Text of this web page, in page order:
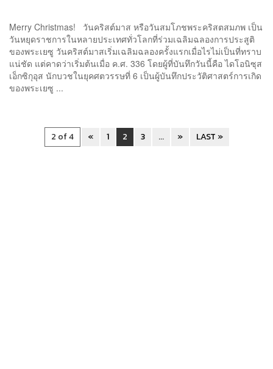
Merry Christmas! วันคริสต์มาส หรือวันสมโภชพระคริสตสมภพ เป็น
วันหยุดราชการในหลายประเทศทั่วโลกที่ร่วมเฉลิมฉลองการประสูติ
ของพระเยซู วันคริสต์มาสเริ่มเฉลิมฉลองครั้งแรกเมื่อไรไม่เป็นที่ทราบ
แน่ชัด แต่คาดว่าเริ่มต้นเมื่อ ค.ศ. 336 โดยผู้ที่บันทึกวันนี้คือ ไดโอนิซุส
เอ็กซิกุอุส นักบวชในยุคศตวรรษที่ 6 เป็นผู้บันทึกประวัติศาสตร์การเกิด
ของพระเยซู ...
2 of 4 « 1 2 3 ... » LAST »